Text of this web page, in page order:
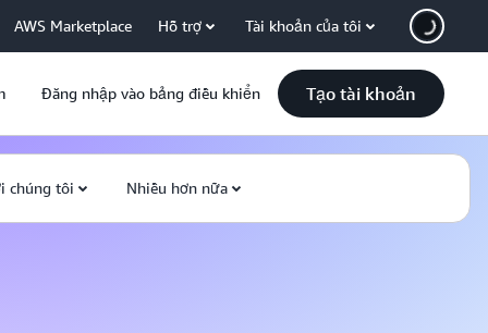
AWS Marketplace Hỗ trợ Tài khoản của tôi
Đăng nhập vào bảng điều khiển Tạo tài khoản
chúng tôi Nhiều hơn nữa